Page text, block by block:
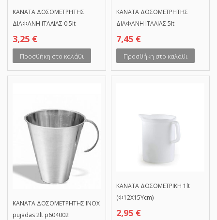
ΚΑΝΑΤΑ ΔΟΣΟΜΕΤΡΗΤΗΣ
ΔΙΑΦΑΝΗ ΙΤΑΛΙΑΣ 0.5lt
3,25 €
Προσθήκη στο καλάθι
ΚΑΝΑΤΑ ΔΟΣΟΜΕΤΡΗΤΗΣ
ΔΙΑΦΑΝΗ ΙΤΑΛΙΑΣ 5lt
7,45 €
Προσθήκη στο καλάθι
ΚΑΝΑΤΑ ΔΟΣΟΜΕΤΡΗΤΗΣ ΙΝΟΧ
pujadas 2lt p604002
ΚΑΝΑΤΑ ΔΟΣΟΜΕΤΡΙΚΗ 1lt
(Φ12Χ15Υcm)
2,95 €